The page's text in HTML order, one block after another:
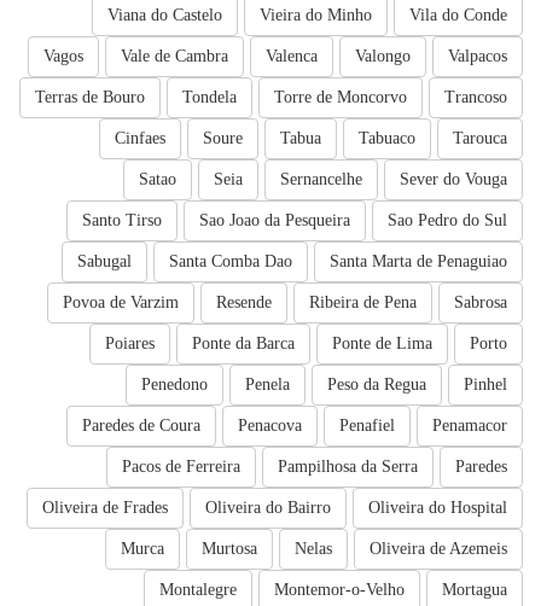
Vila do Conde
Vieira do Minho
Viana do Castelo
Valpacos
Valongo
Valenca
Vale de Cambra
Vagos
Trancoso
Torre de Moncorvo
Tondela
Terras de Bouro
Tarouca
Tabuaco
Tabua
Soure
Cinfaes
Sever do Vouga
Sernancelhe
Seia
Satao
Sao Pedro do Sul
Sao Joao da Pesqueira
Santo Tirso
Santa Marta de Penaguiao
Santa Comba Dao
Sabugal
Sabrosa
Ribeira de Pena
Resende
Povoa de Varzim
Porto
Ponte de Lima
Ponte da Barca
Poiares
Pinhel
Peso da Regua
Penela
Penedono
Penamacor
Penafiel
Penacova
Paredes de Coura
Paredes
Pampilhosa da Serra
Pacos de Ferreira
Oliveira do Hospital
Oliveira do Bairro
Oliveira de Frades
Oliveira de Azemeis
Nelas
Murtosa
Murca
Mortagua
Montemor-o-Velho
Montalegre